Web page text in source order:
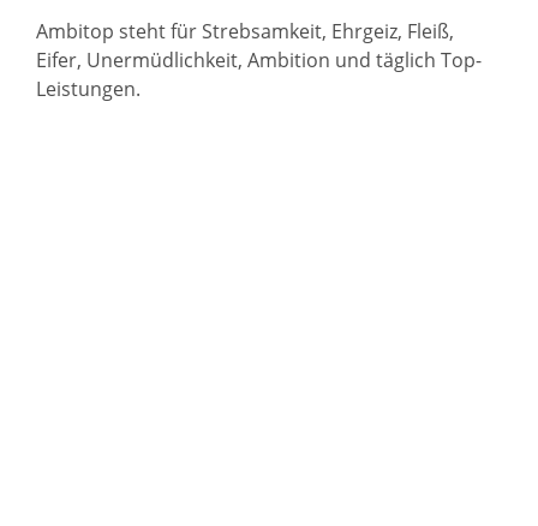
Ambitop steht für Strebsamkeit, Ehrgeiz, Fleiß,
Eifer, Unermüdlichkeit, Ambition und täglich Top-
Leistungen.